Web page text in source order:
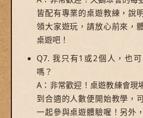
皆配有專業的桌遊教練，說
領大家遊玩，請放心前來，
桌遊吧！
Q7. 我只有1或2個人，也
嗎？
A：非常歡迎！桌遊教練會現
到合適的人數便開始教學，
一起參與桌遊體驗喔！另外